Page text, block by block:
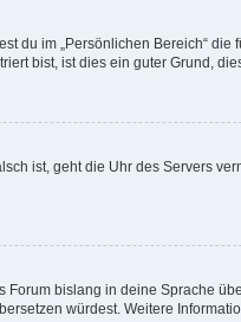
im „Persönlichen Bereich“
bist, ist dies ein guter Grund,
ist, geht die Uhr des Servers
bislang in deine Sprache
würdest. Weitere